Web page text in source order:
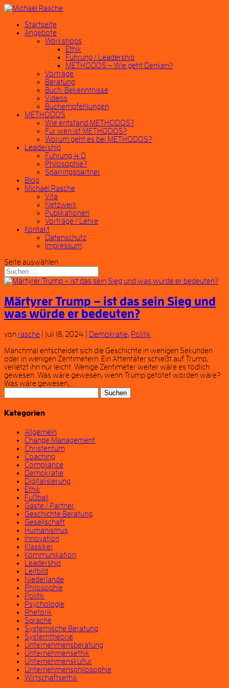
Startseite
Angebote
Workshops
Ethik
Führung / Leadership
METHODOS – Wie geht Denken?
Vorträge
Beratung
Buch: Bekenntnisse
Videos
Buchempfehlungen
METHODOS
Wie entstand METHODOS?
Für wen ist METHODOS?
Worum geht es bei METHODOS?
Leadership
Führung 4.0
Philosophie?
Sparringspartner
Blog
Michael Rasche
Vita
Netzwerk
Publikationen
Vorträge / Lehre
Kontakt
Datenschutz
Impressum
Seite auswählen
Märtyrer Trump – ist das sein Sieg und
was würde er bedeuten?
von rasche Juli 18, 2024 Demokratie, Politik
Manchmal entscheidet sich die Geschichte in wenigen Sekunden
oder in wenigen Zentimetern. Ein Attentäter schießt auf Trump,
verletzt ihn nur leicht. Wenige Zentimeter weiter wäre es tödlich
gewesen. Was wäre gewesen, wenn Trump getötet worden wäre?
Was wäre gewesen,...
nach:
Kategorien
Allgemein
Change Management
Christentum
Coaching
Compliance
Demokratie
Digitalisierung
Ethik
Fußball
Gäste / Partner
Geschichte Beratung
Gesellschaft
Humanismus
Innovation
Klassiker
Kommunikation
Leadership
Leitbild
Niederlande
Philosophie
Politik
Psychologie
Rhetorik
Sprache
Systemische Beratung
Systemtheorie
Unternehmensberatung
Unternehmensethik
Unternehmenskultur
Unternehmensphilosophie
Wirtschaftsethik